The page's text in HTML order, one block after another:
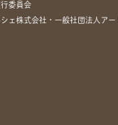
委員会
ェ株式会社・一般社団法人アー